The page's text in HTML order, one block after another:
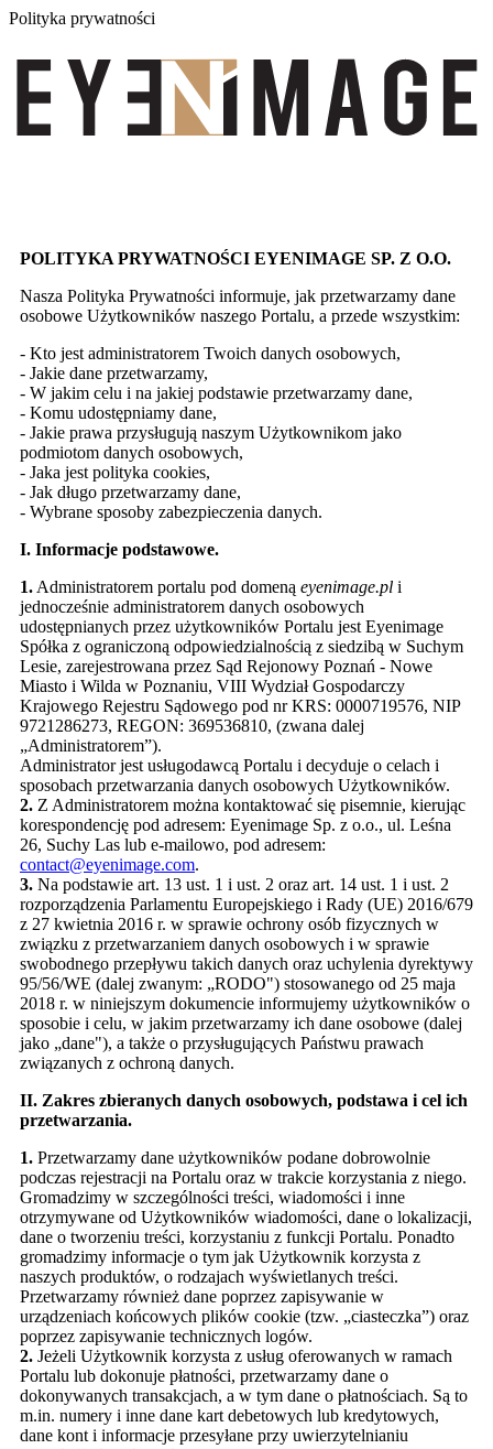
Polityka prywatności
POLITYKA PRYWATNOŚCI EYENIMAGE SP. Z O.O.
Nasza Polityka Prywatności informuje, jak przetwarzamy dane
osobowe Użytkowników naszego Portalu, a przede wszystkim:
- Kto jest administratorem Twoich danych osobowych,
- Jakie dane przetwarzamy,
- W jakim celu i na jakiej podstawie przetwarzamy dane,
- Komu udostępniamy dane,
- Jakie prawa przysługują naszym Użytkownikom jako
podmiotom danych osobowych,
- Jaka jest polityka cookies,
- Jak długo przetwarzamy dane,
- Wybrane sposoby zabezpieczenia danych.
I. Informacje podstawowe.
1. Administratorem portalu pod domeną eyenimage.pl i
jednocześnie administratorem danych osobowych
udostępnianych przez użytkowników Portalu jest Eyenimage
Spółka z ograniczoną odpowiedzialnością z siedzibą w Suchym
Lesie, zarejestrowana przez Sąd Rejonowy Poznań - Nowe
Miasto i Wilda w Poznaniu, VIII Wydział Gospodarczy
Krajowego Rejestru Sądowego pod nr KRS: 0000719576, NIP
9721286273, REGON: 369536810, (zwana dalej
„Administratorem”).
Administrator jest usługodawcą Portalu i decyduje o celach i
sposobach przetwarzania danych osobowych Użytkowników.
2. Z Administratorem można kontaktować się pisemnie, kierując
korespondencję pod adresem: Eyenimage Sp. z o.o., ul. Leśna
26, Suchy Las lub e-mailowo, pod adresem:
contact@eyenimage.com.
3. Na podstawie art. 13 ust. 1 i ust. 2 oraz art. 14 ust. 1 i ust. 2
rozporządzenia Parlamentu Europejskiego i Rady (UE) 2016/679
z 27 kwietnia 2016 r. w sprawie ochrony osób fizycznych w
związku z przetwarzaniem danych osobowych i w sprawie
swobodnego przepływu takich danych oraz uchylenia dyrektywy
95/56/WE (dalej zwanym: „RODO") stosowanego od 25 maja
2018 r. w niniejszym dokumencie informujemy użytkowników o
sposobie i celu, w jakim przetwarzamy ich dane osobowe (dalej
jako „dane"), a także o przysługujących Państwu prawach
związanych z ochroną danych.
II. Zakres zbieranych danych osobowych, podstawa i cel ich
przetwarzania.
1. Przetwarzamy dane użytkowników podane dobrowolnie
podczas rejestracji na Portalu oraz w trakcie korzystania z niego.
Gromadzimy w szczególności treści, wiadomości i inne
otrzymywane od Użytkowników wiadomości, dane o lokalizacji,
dane o tworzeniu treści, korzystaniu z funkcji Portalu. Ponadto
gromadzimy informacje o tym jak Użytkownik korzysta z
naszych produktów, o rodzajach wyświetlanych treści.
Przetwarzamy również dane poprzez zapisywanie w
urządzeniach końcowych plików cookie (tzw. „ciasteczka”) oraz
poprzez zapisywanie technicznych logów.
2. Jeżeli Użytkownik korzysta z usług oferowanych w ramach
Portalu lub dokonuje płatności, przetwarzamy dane o
dokonywanych transakcjach, a w tym dane o płatnościach. Są to
m.in. numery i inne dane kart debetowych lub kredytowych,
dane kont i informacje przesyłane przy uwierzytelnianiu